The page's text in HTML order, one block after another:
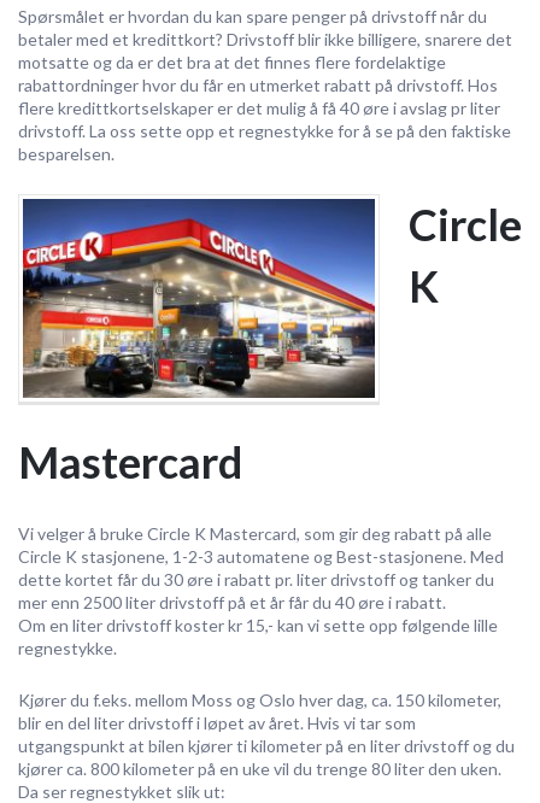
Spørsmålet er hvordan du kan spare penger på drivstoff når du
betaler med et kredittkort? Drivstoff blir ikke billigere, snarere det
motsatte og da er det bra at det finnes flere fordelaktige
rabattordninger hvor du får en utmerket rabatt på drivstoff. Hos
flere kredittkortselskaper er det mulig å få 40 øre i avslag pr liter
drivstoff. La oss sette opp et regnestykke for å se på den faktiske
besparelsen.
Circle
K
Mastercard
Vi velger å bruke Circle K Mastercard, som gir deg rabatt på alle
Circle K stasjonene, 1-2-3 automatene og Best-stasjonene. Med
dette kortet får du 30 øre i rabatt pr. liter drivstoff og tanker du
mer enn 2500 liter drivstoff på et år får du 40 øre i rabatt.
Om en liter drivstoff koster kr 15,- kan vi sette opp følgende lille
regnestykke.
Kjører du f.eks. mellom Moss og Oslo hver dag, ca. 150 kilometer,
blir en del liter drivstoff i løpet av året. Hvis vi tar som
utgangspunkt at bilen kjører ti kilometer på en liter drivstoff og du
kjører ca. 800 kilometer på en uke vil du trenge 80 liter den uken.
Da ser regnestykket slik ut: